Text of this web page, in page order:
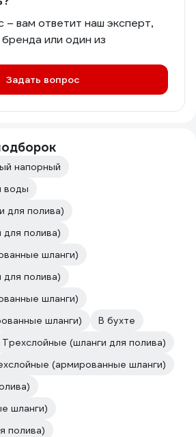
– вам ответит наш эксперт,
или один из
Задать вопрос
напорный
воды
для полива)
полива)
шланги)
полива)
шланги)
шланги)
В бухте
Трехслойные (шланги для полива)
(армированные шланги)
шланги)
полива)